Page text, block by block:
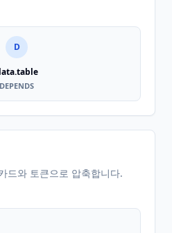
D
DEPENDS
드와 토큰으로 압축합니다.